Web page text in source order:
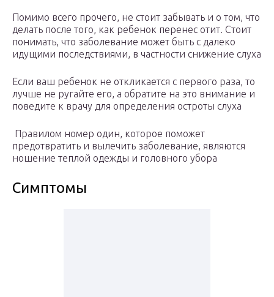
Помимо всего прочего, не стоит забывать и о том, что
делать после того, как ребенок перенес отит. Стоит
понимать, что заболевание может быть с далеко
идущими последствиями, в частности снижение слуха
Если ваш ребенок не откликается с первого раза, то
лучше не ругайте его, а обратите на это внимание и
поведите к врачу для определения остроты слуха
Правилом номер один, которое поможет
предотвратить и вылечить заболевание, являются
ношение теплой одежды и головного убора
Симптомы